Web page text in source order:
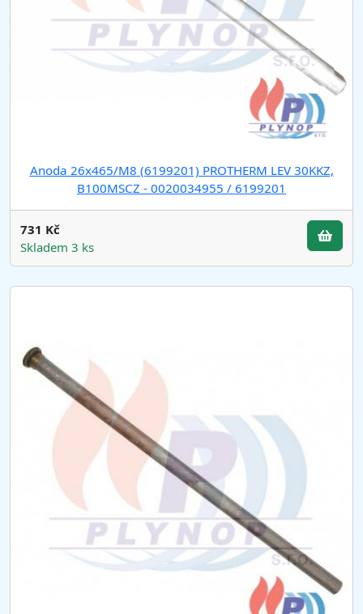
Anoda 26x465/M8 (6199201) PROTHERM LEV 30KKZ,
B100MSCZ - 0020034955 / 6199201
731 Kč
Skladem 3 ks